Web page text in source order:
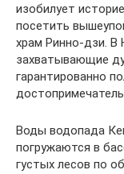
изобилует
посетить
храм Ринно-дзи. В
захватывающие
гарантированно
Воды водопада
погружаются в
густых лесов по